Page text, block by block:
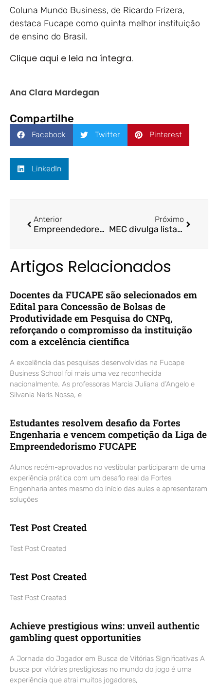
Coluna Mundo Business, de Ricardo Frizera,
destaca Fucape como quinta melhor instituição
de ensino do Brasil.
Clique aqui e leia na íntegra.
Ana Clara Mardegan
Compartilhe
Facebook Twitter Pinterest
LinkedIn
Anterior
Empreendedores apostam na páscoa para faturar / MG Inter TV / Prof. Roberto Fully
Próximo
MEC divulga lista das melhores faculdades / A Tribuna / Fucape
Artigos Relacionados
Docentes da FUCAPE são selecionados em
Edital para Concessão de Bolsas de
Produtividade em Pesquisa do CNPq,
reforçando o compromisso da instituição
com a excelência científica
A excelência das pesquisas desenvolvidas na Fucape
Business School foi mais uma vez reconhecida
nacionalmente. As professoras Marcia Juliana d’Angelo e
Silvania Neris Nossa, e
Estudantes resolvem desafio da Fortes
Engenharia e vencem competição da Liga de
Empreendedorismo FUCAPE
Alunos recém-aprovados no vestibular participaram de uma
experiência prática com um desafio real da Fortes
Engenharia antes mesmo do início das aulas e apresentaram
soluções
Test Post Created
Test Post Created
Test Post Created
Test Post Created
Achieve prestigious wins: unveil authentic
gambling quest opportunities
A Jornada do Jogador em Busca de Vitórias Significativas A
busca por vitórias prestigiosas no mundo do jogo é uma
experiência que atrai muitos jogadores,